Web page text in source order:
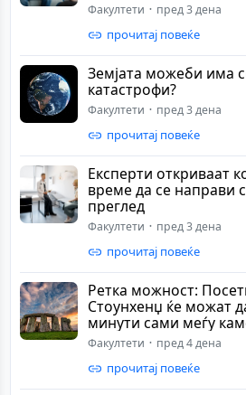
Факултети пред 3 дена
прочитај повеќе
Земјата можеби има
катастрофи?
Факултети пред 3 дена
прочитај повеќе
Експерти откриваат
време да се направи
преглед
Факултети пред 3 дена
прочитај повеќе
Ретка можност:
Стоунхенџ ќе можат
минути сами меѓу
Факултети пред 4 дена
прочитај повеќе